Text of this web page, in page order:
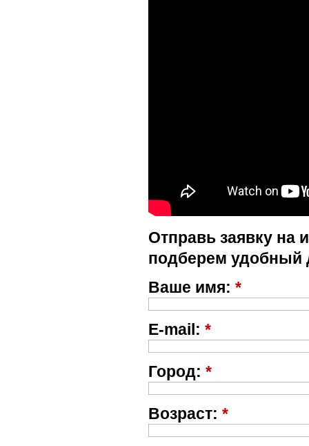
Отправь заявку на
подберем удобный
Ваше имя: *
E-mail: *
Город: *
Возраст: *